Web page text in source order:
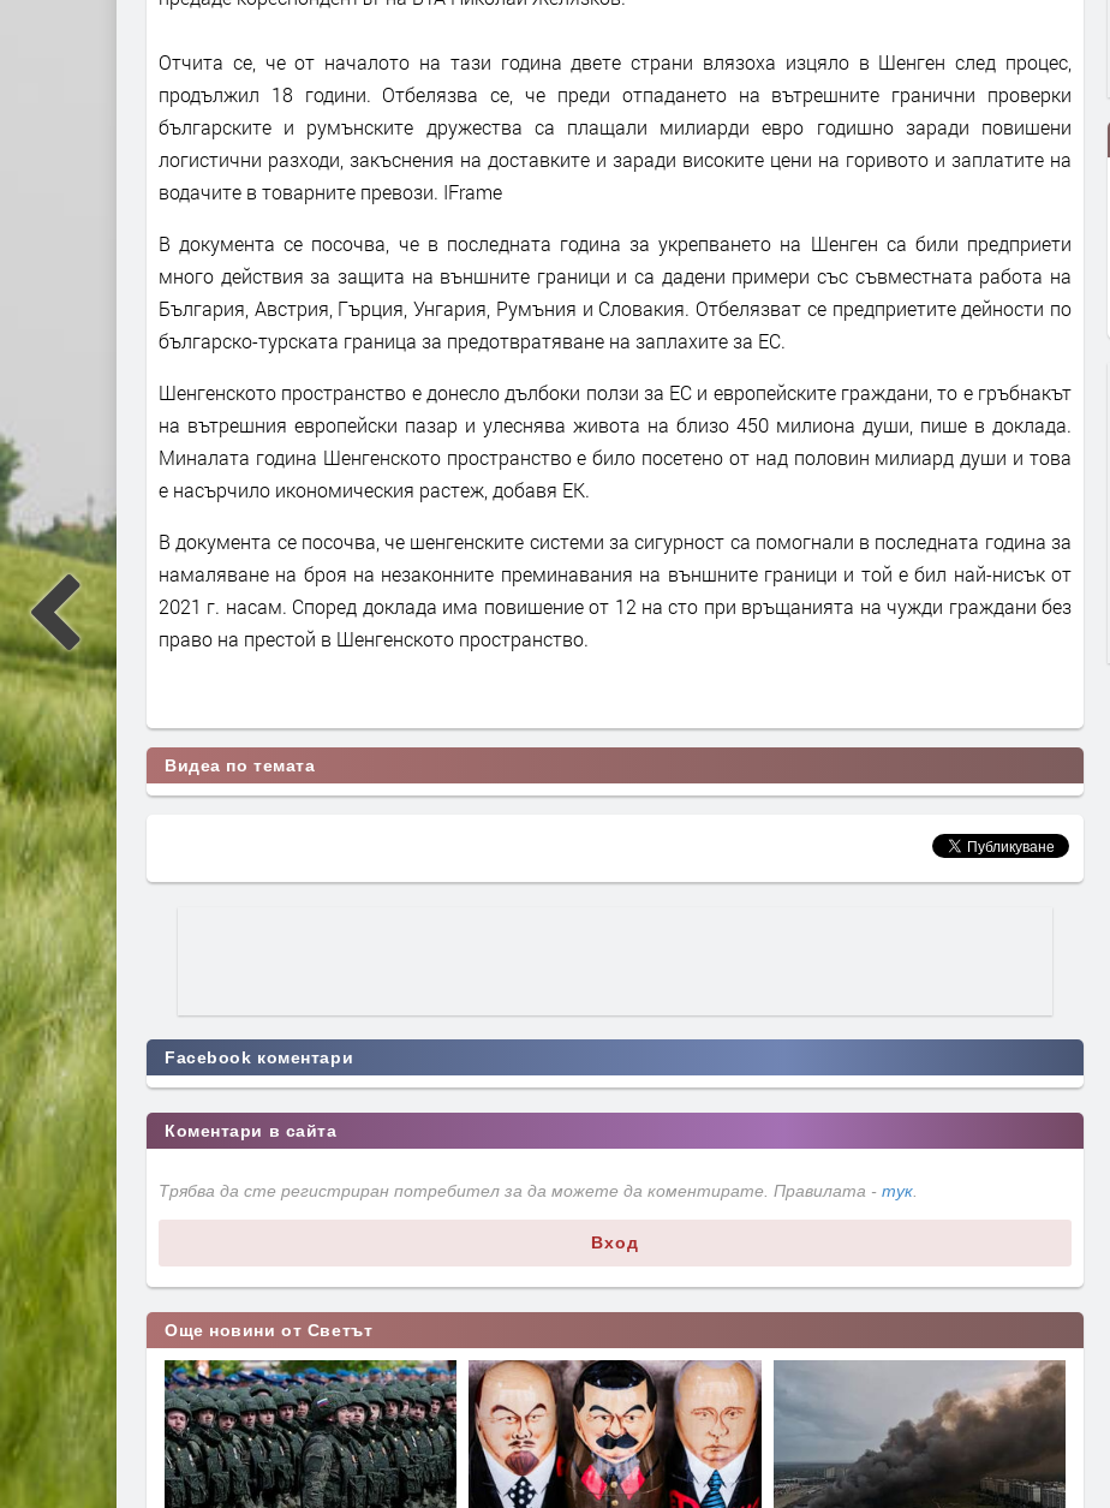
Отчита се, че от началото на тази година двете страни влязоха изцяло в Шенген след процес,
продължил 18 години. Отбелязва се, че преди отпадането на вътрешните гранични проверки
българските и румънските дружества са плащали милиарди евро годишно заради повишени
логистични разходи, закъснения на доставките и заради високите цени на горивото и заплатите на
водачите в товарните превози. IFrame
В документа се посочва, че в последната година за укрепването на Шенген са били предприети
много действия за защита на външните граници и са дадени примери със съвместната работа на
България, Австрия, Гърция, Унгария, Румъния и Словакия. Отбелязват се предприетите дейности по
българско-турската граница за предотвратяване на заплахите за ЕС.
Шенгенското пространство е донесло дълбоки ползи за ЕС и европейските граждани, то е гръбнакът
на вътрешния европейски пазар и улеснява живота на близо 450 милиона души, пише в доклада.
Миналата година Шенгенското пространство е било посетено от над половин милиард души и това
е насърчило икономическия растеж, добавя ЕК.
В документа се посочва, че шенгенските системи за сигурност са помогнали в последната година за
намаляване на броя на незаконните преминавания на външните граници и той е бил най-нисък от
2021 г. насам. Според доклада има повишение от 12 на сто при връщанията на чужди граждани без
право на престой в Шенгенското пространство.
Видеа по темата
Facebook коментари
Коментари в сайта
Трябва да сте регистриран потребител за да можете да коментирате. Правилата - тук
Вход
Още новини от Светът